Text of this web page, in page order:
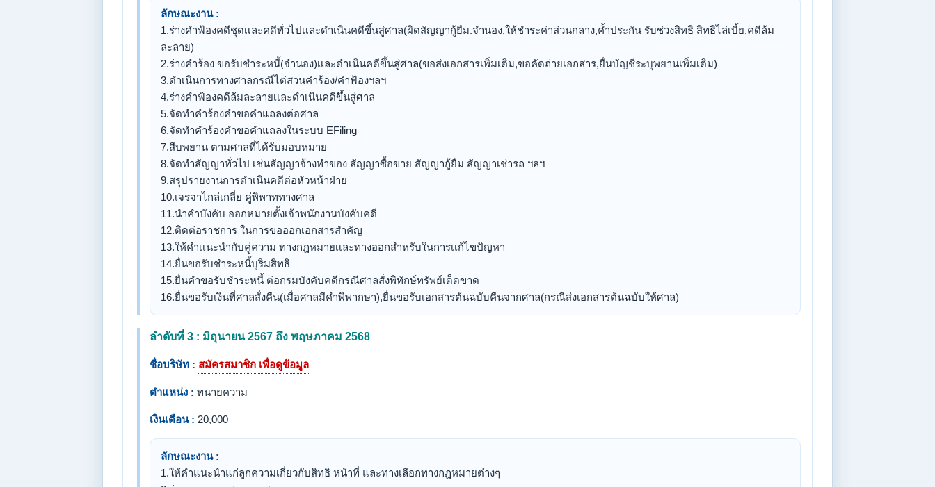
ลักษณะงาน :
1.ร่างคำฟ้องคดีชุดเเละคดีทั่วไปเเละดำเนินคดีขึ้นสู่ศาล(ผิดสัญญากู้ยืม.จำนอง,ให้ชำระค่าส่วนกลาง,ค้ำประกัน รับช่วงสิทธิ สิทธิไล่เบี้ย,คดีล้ม
ละลาย)
2.ร่างคำร้อง ขอรับชำระหนี้(จำนอง)เเละดำเนินคดีขึ้นสู่ศาล(ขอส่งเอกสารเพิ่มเติม,ขอคัดถ่ายเอกสาร,ยื่นบัญชีระบุพยานเพิ่มเติม)
3.ดำเนินการทางศาลกรณีไต่สวนคำร้อง/คำฟ้องฯลฯ
4.ร่างคำฟ้องคดีล้มละลายเเละดำเนินคดีขึ้นสู่ศาล
5.จัดทำคำร้องคำขอคำแถลงต่อศาล
6.จัดทำคำร้องคำขอคำแถลงในระบบ EFiling
7.สืบพยาน ตามศาลที่ได้รับมอบหมาย
8.จัดทำสัญญาทั่วไป เช่นสัญญาจ้างทำของ สัญญาซื้อขาย สัญญากู้ยืม สัญญาเช่ารถ ฯลฯ
9.สรุปรายงานการดำเนินคดีต่อหัวหน้าฝ่าย
10.เจรจาไกล่เกลี่ย คู่พิพาททางศาล
11.นำคำบังคับ ออกหมายตั้งเจ้าพนักงานบังคับคดี
12.ติดต่อราชการ ในการขอออกเอกสารสำคัญ
13.ให้คำเเนะนำกับคู่ความ ทางกฎหมายเเละทางออกสำหรับในการเเก้ไขปัญหา
14.ยื่นขอรับชำระหนี้บุริมสิทธิ
15.ยื่นคำขอรับชำระหนี้ ต่อกรมบังคับคดีกรณีศาลสั่งพิทักษ์ทรัพย์เด็ดขาด
16.ยื่นขอรับเงินที่ศาลสั่งคืน(เมื่อศาลมีคำพิพากษา),ยื่นขอรับเอกสารต้นฉบับคืนจากศาล(กรณีส่งเอกสารต้นฉบับให้ศาล)
ลำดับที่ 3 : มิถุนายน 2567 ถึง พฤษภาคม 2568
ชื่อบริษัท : สมัครสมาชิก เพื่อดูข้อมูล
ตำแหน่ง : ทนายความ
เงินเดือน : 20,000
ลักษณะงาน :
1.ให้คำแนะนำแก่ลูกความเกี่ยวกับสิทธิ หน้าที่ และทางเลือกทางกฎหมายต่างๆ